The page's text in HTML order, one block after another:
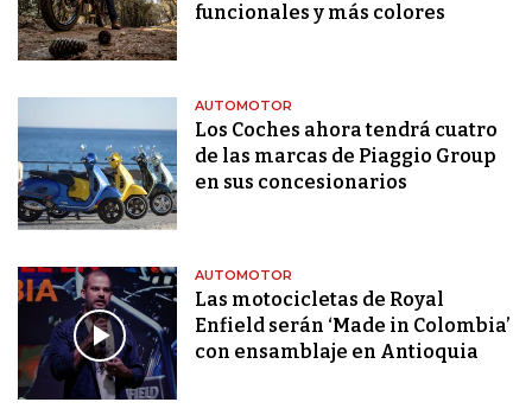
funcionales y más colores
AUTOMOTOR
Los Coches ahora tendrá cuatro
de las marcas de Piaggio Group
en sus concesionarios
AUTOMOTOR
Las motocicletas de Royal
Enfield serán ‘Made in Colombia’
con ensamblaje en Antioquia